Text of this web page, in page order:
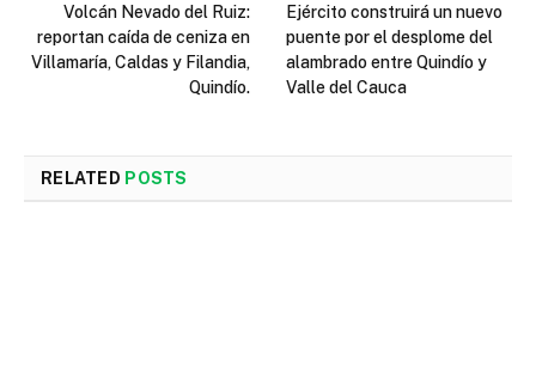
Volcán Nevado del Ruiz:
reportan caída de ceniza en
Villamaría, Caldas y Filandia,
Quindío.
Ejército construirá un nuevo
puente por el desplome del
alambrado entre Quindío y
Valle del Cauca
RELATED POSTS